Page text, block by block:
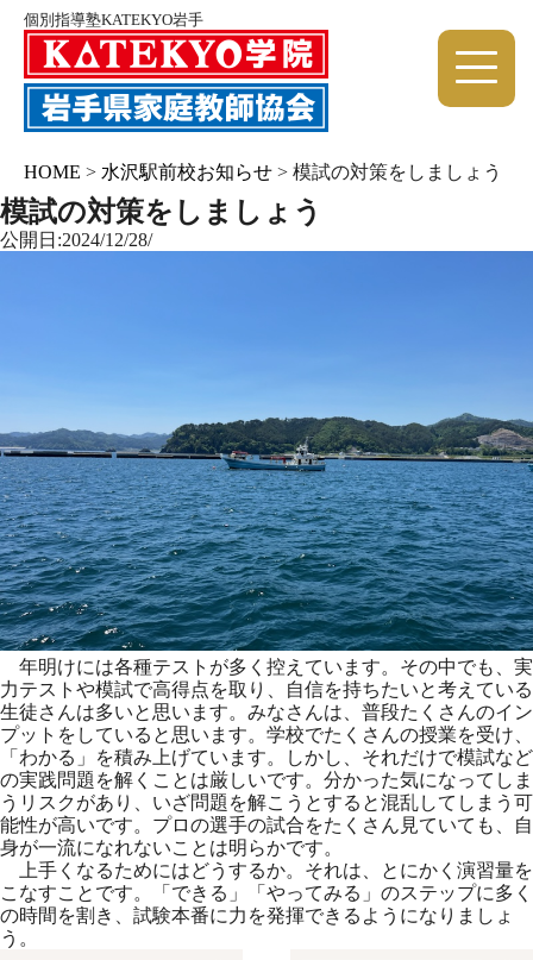
個別指導塾KATEKYO岩手
HOME > 水沢駅前校お知らせ > 模試の対策をしましょう
模試の対策をしましょう
公開日:2024/12/28/
年明けには各種テストが多く控えています。その中でも、実
力テストや模試で高得点を取り、自信を持ちたいと考えている
生徒さんは多いと思います。みなさんは、普段たくさんのイン
プットをしていると思います。学校でたくさんの授業を受け、
「わかる」を積み上げています。しかし、それだけで模試など
の実践問題を解くことは厳しいです。分かった気になってしま
うリスクがあり、いざ問題を解こうとすると混乱してしまう可
能性が高いです。プロの選手の試合をたくさん見ていても、自
身が一流になれないことは明らかです。
上手くなるためにはどうするか。それは、とにかく演習量を
こなすことです。「できる」「やってみる」のステップに多く
の時間を割き、試験本番に力を発揮できるようになりましょ
う。